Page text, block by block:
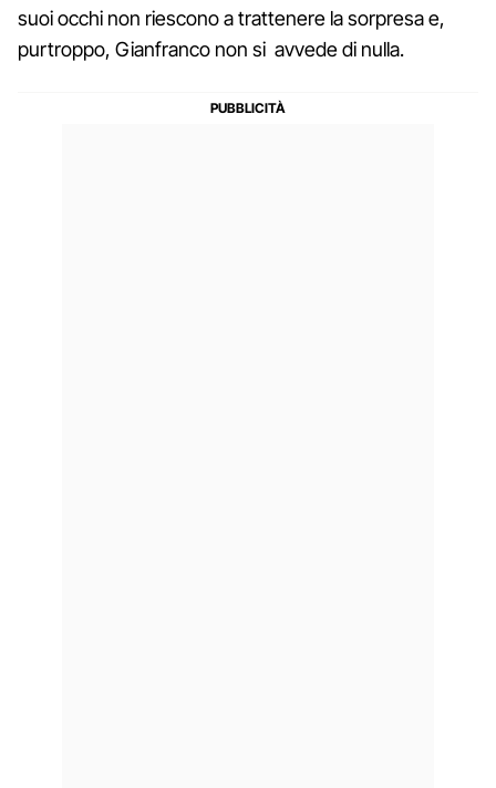
suoi occhi non riescono a trattenere la sorpresa e,
purtroppo, Gianfranco non si avvede di nulla.